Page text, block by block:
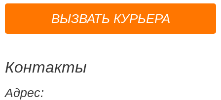
ВЫЗВАТЬ КУРЬЕРА
Контакты
Адрес: